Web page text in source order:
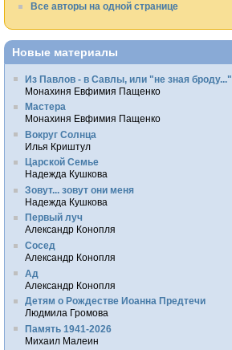
Все авторы на одной странице
Новые материалы
Из Павлов - в Савлы, или "не зная броду..."
Монахиня Евфимия Пащенко
Мастера
Монахиня Евфимия Пащенко
Вокруг Солнца
Илья Криштул
Царской Семье
Надежда Кушкова
Зовут... зовут они меня
Надежда Кушкова
Первый луч
Александр Конопля
Сосед
Александр Конопля
Ад
Александр Конопля
Детям о Рождестве Иоанна Предтечи
Людмила Громова
Память 1941-2026
Михаил Малеин